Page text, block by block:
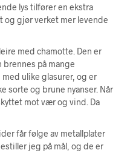
lys tilfører en ekstra
og gjør verket mer levende
med chamotte. Den er
på mange
ulike glasurer, og er
sorte og brune nyanser. Når
mot vær og vind. Da
får følge av metallplater
jeg på mål, og de er